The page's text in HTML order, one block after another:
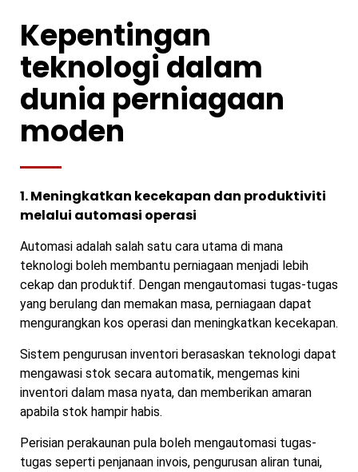
Kepentingan
teknologi dalam
dunia perniagaan
moden
1. Meningkatkan kecekapan dan produktiviti
melalui automasi operasi
Automasi adalah salah satu cara utama di mana
teknologi boleh membantu perniagaan menjadi lebih
cekap dan produktif. Dengan mengautomasi tugas-tugas
yang berulang dan memakan masa, perniagaan dapat
mengurangkan kos operasi dan meningkatkan kecekapan.
Sistem pengurusan inventori berasaskan teknologi dapat
mengawasi stok secara automatik, mengemas kini
inventori dalam masa nyata, dan memberikan amaran
apabila stok hampir habis.
Perisian perakaunan pula boleh mengautomasi tugas-
tugas seperti penjanaan invois, pengurusan aliran tunai,